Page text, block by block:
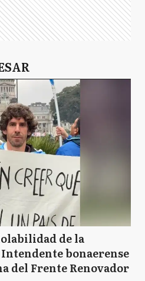
de la
bonaerense
del Frente Renovador